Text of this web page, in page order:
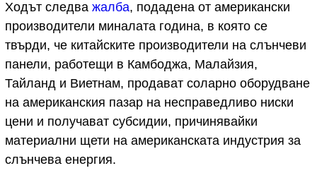
Ходът следва жалба, подадена от американски
производители миналата година, в която се
твърди, че китайските производители на слънчеви
панели, работещи в Камбоджа, Малайзия,
Тайланд и Виетнам, продават соларно оборудване
на американския пазар на несправедливо ниски
цени и получават субсидии, причинявайки
материални щети на американската индустрия за
слънчева енергия.